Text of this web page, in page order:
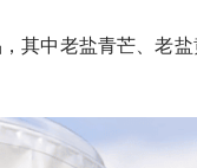
其中老盐青芒、老